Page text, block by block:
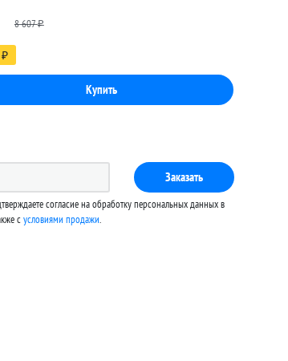
8 607₽
₽
Заказать
согласие на обработку персональных данных в
cусловиями продажи.